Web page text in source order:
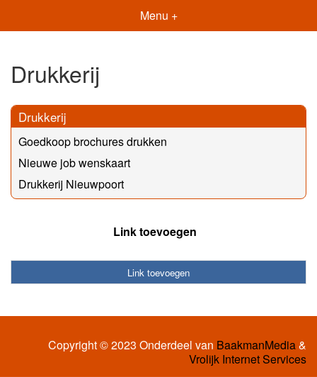
Menu +
Drukkerij
Drukkerij
Goedkoop brochures drukken
Nieuwe job wenskaart
Drukkerij Nieuwpoort
Link toevoegen
Link toevoegen
Copyright © 2023 Onderdeel van BaakmanMedia&
Vrolijk Internet Services